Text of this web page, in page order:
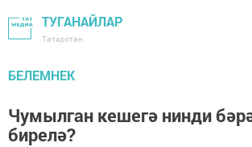
ТУГАНАЙЛАР
Татарстан
БЕЛЕМНЕК
Чумылган кешегә нинди
бирелә?